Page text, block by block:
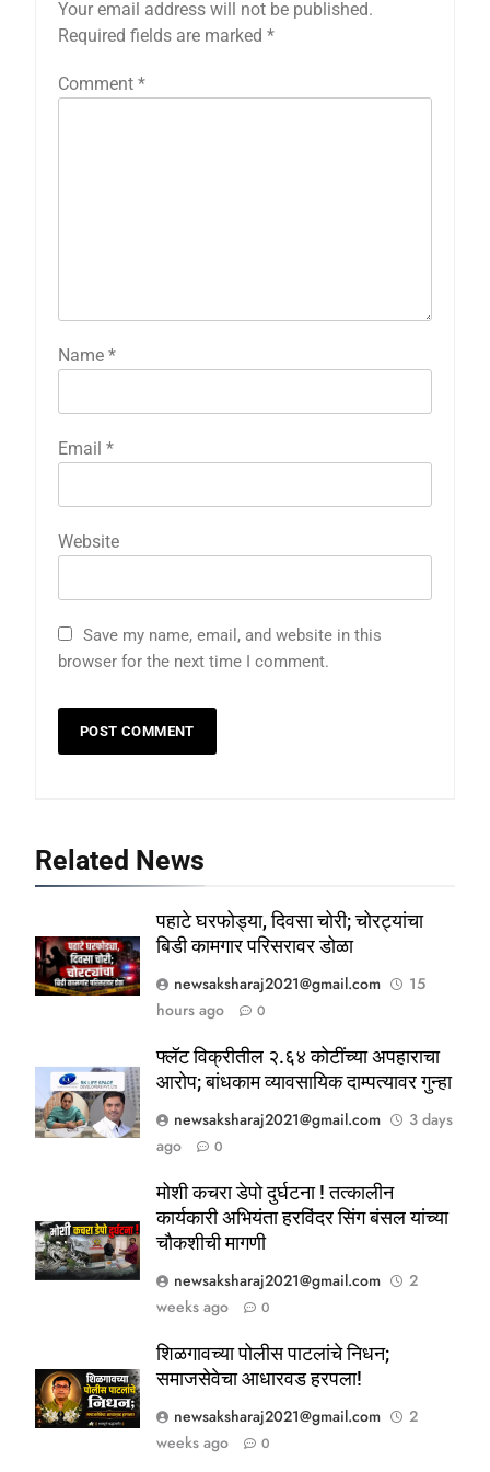
Your email address will not be published.
Required fields are marked *
Comment *
Name *
Email *
Website
Save my name, email, and website in this
browser for the next time I comment.
Related News
पहाटे घरफोड्या, दिवसा चोरी; चोरट्यांचा
बिडी कामगार परिसरावर डोळा
newsaksharaj2021@gmail.com
15
hours ago
0
फ्लॅट विक्रीतील २.६४ कोटींच्या अपहाराचा
आरोप; बांधकाम व्यावसायिक दाम्पत्यावर गुन्हा
newsaksharaj2021@gmail.com
3 days
ago
0
मोशी कचरा डेपो दुर्घटना ! तत्कालीन
कार्यकारी अभियंता हरविंदर सिंग बंसल यांच्या
चौकशीची मागणी
newsaksharaj2021@gmail.com
2
weeks ago
0
शिळगावच्या पोलीस पाटलांचे निधन;
समाजसेवेचा आधारवड हरपला!
newsaksharaj2021@gmail.com
2
weeks ago
0
दिवाळी गिफ्ट; २०% बोनसला संचालक
मंडळाची मंजुरी